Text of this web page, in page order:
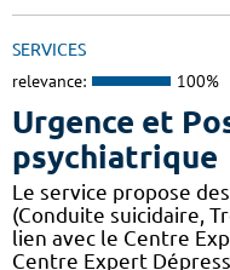
SERVICES
relevance: 100%
Urgence et
psychiatrique
Le service propose
(Conduite suicidaire,
lien avec le Centre
Centre Expert